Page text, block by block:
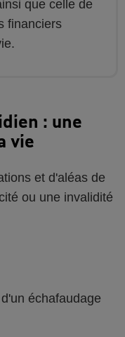
que celle de
financiers
: une
vie
et d'aléas de
ou une invalidité
échafaudage